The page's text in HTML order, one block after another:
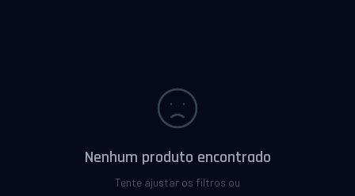
Nenhum produto encontrado
Tente ajustar os filtros ou